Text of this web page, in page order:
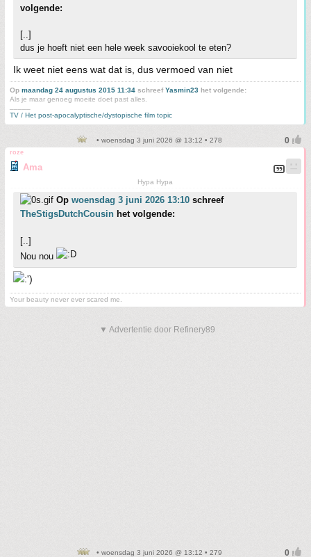
volgende:
[..]
dus je hoeft niet een hele week savooiekool te eten?
Ik weet niet eens wat dat is, dus vermoed van niet
Op maandag 24 augustus 2015 11:34 schreefYasmin23 het volgende:
Als je maar genoeg moeite doet past alles.
TV / Het post-apocalyptische/dystopische film topic
• woensdag 3 juni 2026 @ 13:12 • 278
roze
Ama
Hypa Hypa
Op woensdag 3 juni 2026 13:10 schreef
TheStigsDutchCousin het volgende:
[..]
Nou nou
Your beauty never ever scared me.
▼ Advertentie door Refinery89
• woensdag 3 juni 2026 @ 13:12 • 279